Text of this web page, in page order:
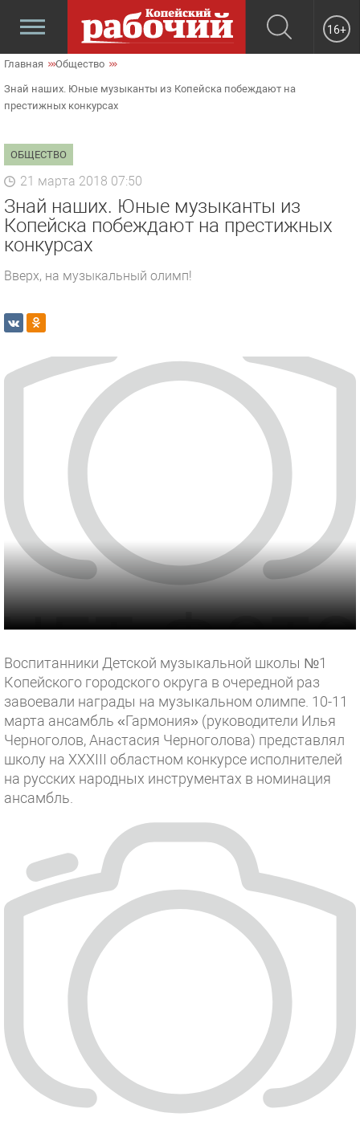
16+
Главная Общество
Знай наших. Юные музыканты из Копейска побеждают на
престижных конкурсах
ОБЩЕСТВО
21 марта 2018 07:50
Знай наших. Юные музыканты из
Копейска побеждают на престижных
конкурсах
Вверх, на музыкальный олимп!
Воспитанники Детской музыкальной школы №1
Копейского городского округа в очередной раз
завоевали награды на музыкальном олимпе. 10-11
марта ансамбль «Гармония» (руководители Илья
Черноголов, Анастасия Черноголова) представлял
школу на XXXIII областном конкурсе исполнителей
на русских народных инструментах в номинация
ансамбль.